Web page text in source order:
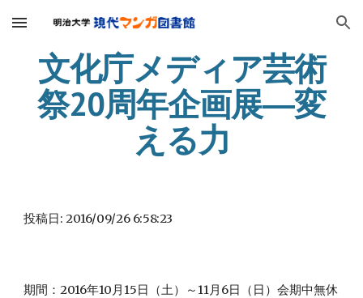
Skip to main content Skip to navigation
文化庁メディア芸術
祭20周年企画展―変
える力
投稿日: 2016/09/26 6:58:23
期間：2016年10月15日（土）～11月6日（日）会期中無休